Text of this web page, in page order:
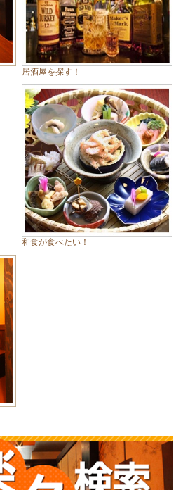
居酒屋を探す！
和食が食べたい！